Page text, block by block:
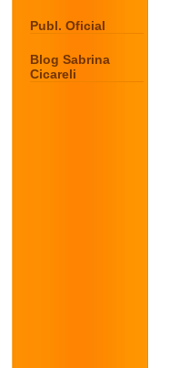
Publ. Oficial
Blog Sabrina
Cicareli